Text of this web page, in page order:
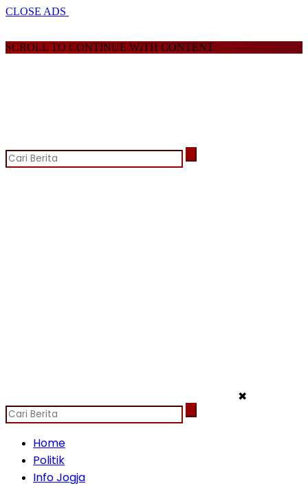
CLOSE ADS
SCROLL TO CONTINUE WITH CONTENT
✖
Home
Politik
Info Jogja